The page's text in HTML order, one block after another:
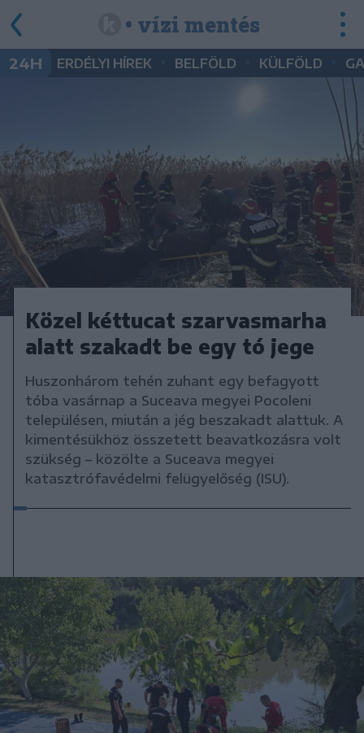
• vízi mentés
24H ERDÉLYI HÍREK BELFÖLD KÜLFÖLD
Közel kéttucat szarvasmarha
alatt szakadt be egy tó jege
Huszonhárom tehén zuhant egy befagyott
tóba vasárnap a Suceava megyei Pocoleni
településen, miután a jég beszakadt alattuk. A
kimentésükhöz összetett beavatkozásra volt
szükség – közölte a Suceava megyei
katasztrófavédelmi felügyelőség (ISU).